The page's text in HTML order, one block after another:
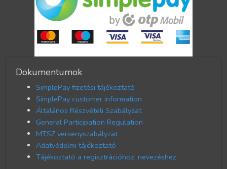
Dokumentumok
SimplePay fizetési tájékoztató
SimplePay customer information
Általános Részvételi Szabályzat
General Participation Regulation
MTSZ versenyszabályzat
Adatvédelmi tájékoztató
Tájékoztató a regisztrációhoz, nevezéshez